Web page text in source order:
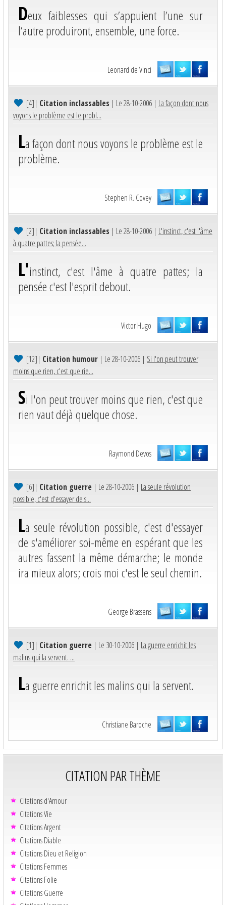
Deux faiblesses qui s’appuient l’une sur
l’autre produiront, ensemble, une force.
Leonard de Vinci
[4]| Citation inclassables | Le 28-10-2006 | La façon dont nous
voyons le problème est le probl...
La façon dont nous voyons le problème est le
problème.
Stephen R. Covey
[2]| Citation inclassables | Le 28-10-2006 | L'instinct, c'est l'âme
à quatre pattes; la pensée...
L'instinct, c'est l'âme à quatre pattes; la
pensée c'est l'esprit debout.
Victor Hugo
[12]| Citation humour | Le 28-10-2006 | Si l'on peut trouver
moins que rien, c'est que rie...
Si l'on peut trouver moins que rien, c'est que
rien vaut déjà quelque chose.
Raymond Devos
[6]| Citation guerre | Le 28-10-2006 | La seule révolution
possible, c'est d'essayer de s...
La seule révolution possible, c'est d'essayer
de s'améliorer soi-même en espérant que les
autres fassent la même démarche; le monde
ira mieux alors; crois moi c'est le seul chemin.
George Brassens
[1]| Citation guerre | Le 30-10-2006 | La guerre enrichit les
malins qui la servent. ...
La guerre enrichit les malins qui la servent.
Christiane Baroche
CITATION PAR THÈME
Citations d'Amour
Citations Vie
Citations Argent
Citations Diable
Citations Dieu et Religion
Citations Femmes
Citations Folie
Citations Guerre